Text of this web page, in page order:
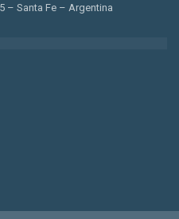
– Santa Fe – Argentina